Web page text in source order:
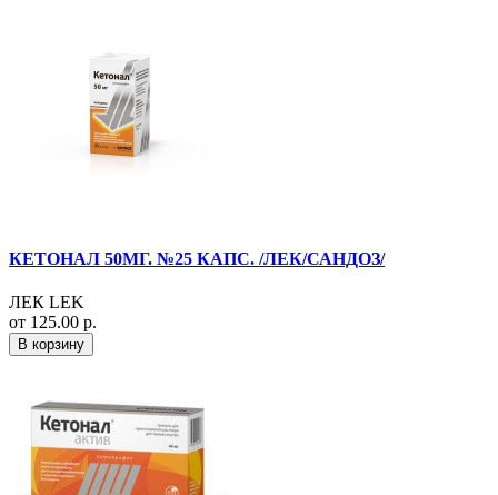
КЕТОНАЛ 50МГ. №25 КАПС. /ЛЕК/САНДОЗ/
ЛЕК LEK
от 125.00 р.
В корзину